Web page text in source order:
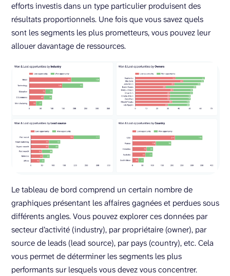
efforts investis dans un type particulier produisent des
résultats proportionnels. Une fois que vous savez quels
sont les segments les plus prometteurs, vous pouvez leur
allouer davantage de ressources.
Le tableau de bord comprend un certain nombre de
graphiques présentant les affaires gagnées et perdues sous
différents angles. Vous pouvez explorer ces données par
secteur d’activité (industry), par propriétaire (owner), par
source de leads (lead source), par pays (country), etc. Cela
vous permet de déterminer les segments les plus
performants sur lesquels vous devez vous concentrer.